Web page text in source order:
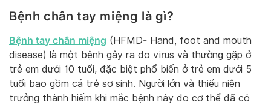
Bệnh chân tay miệng là gì?
Bệnh tay chân miệng (HFMD- Hand, foot and mouth
disease) là một bệnh gây ra do virus và thường gặp ở
trẻ em dưới 10 tuổi, đặc biệt phổ biến ở trẻ em dưới 5
tuổi bao gồm cả trẻ sơ sinh. Người lớn và thiếu niên
trưởng thành hiếm khi mắc bệnh này do cơ thể đã có